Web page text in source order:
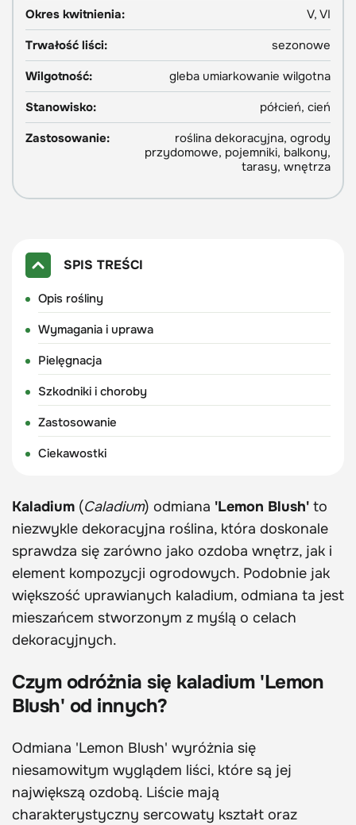
Okres kwitnienia:
V, VI
Trwałość liści:
sezonowe
Wilgotność:
gleba umiarkowanie wilgotna
Stanowisko:
półcień, cień
Zastosowanie:
roślina dekoracyjna, ogrody
przydomowe, pojemniki, balkony,
tarasy, wnętrza
SPIS TREŚCI
Opis rośliny
Wymagania i uprawa
Pielęgnacja
Szkodniki i choroby
Zastosowanie
Ciekawostki
Kaladium (Caladium) odmiana 'Lemon Blush' to
niezwykle dekoracyjna roślina, która doskonale
sprawdza się zarówno jako ozdoba wnętrz, jak i
element kompozycji ogrodowych. Podobnie jak
większość uprawianych kaladium, odmiana ta jest
mieszańcem stworzonym z myślą o celach
dekoracyjnych.
Czym odróżnia się kaladium 'Lemon
Blush' od innych?
Odmiana 'Lemon Blush' wyróżnia się
niesamowitym wyglądem liści, które są jej
największą ozdobą. Liście mają
charakterystyczny sercowaty kształt oraz